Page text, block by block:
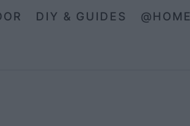
DIY & GUIDES @HOME